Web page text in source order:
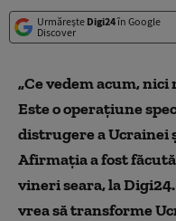
Urmărește Digi24în Google
Discover
„Ce vedem acum,
Este o operațiune
distrugere a Ucrainei
Afirmația a fost
vineri seara, la
vrea să transforme